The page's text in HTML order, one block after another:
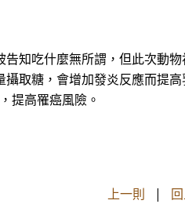
知吃什麼無所謂，但此次動
取糖，會增加發炎反應而提
提高罹癌風險。
上一則 |